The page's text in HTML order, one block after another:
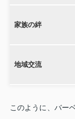
家族の絆
地域交流
このように、バー